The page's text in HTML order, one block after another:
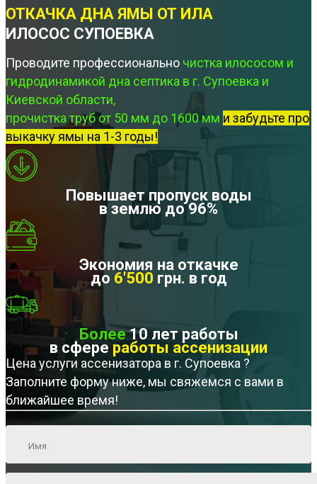
ОТКАЧКА ДНА ЯМЫ ОТ ИЛА
ИЛОСОС СУПОЕВКА
Проводите профессионально чистка илососом и
гидродинамикой дна септика в г. Супоевка и
Киевской области,
прочистка труб от 50 мм до 1600 мм и забудьте про
выкачку ямы на 1-3 годы!
Повышает пропуск воды
в землю до 96%
Экономия на откачке
до 6'500 грн. в год
Более10 лет работы
в сфере работы ассенизации
Цена услуги ассенизатора в г. Супоевка ?
Заполните форму ниже, мы свяжемся с вами в
ближайшее время!